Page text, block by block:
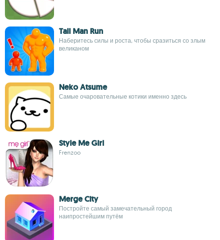
Tall Man Run
Наберитесь силы и роста, чтобы сразиться со злым
великаном
Neko Atsume
Самые очаровательные котики именно здесь
Style Me Girl
Frenzoo
Merge City
Постройте самый замечательный город
наипростейшим путём